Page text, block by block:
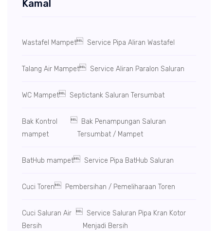
Kamal
Wastafel Mampet Service Pipa Aliran Wastafel
Talang Air Mampet Service Aliran Paralon Saluran
WC Mampet Septictank Saluran Tersumbat
Bak Kontrol
mampet
 Bak Penampungan Saluran
Tersumbat / Mampet
BatHub mampet Service Pipa BatHub Saluran
Cuci Toren Pembersihan / Pemeliharaan Toren
Cuci Saluran Air
Bersih
Service Saluran Pipa Kran Kotor
Menjadi Bersih